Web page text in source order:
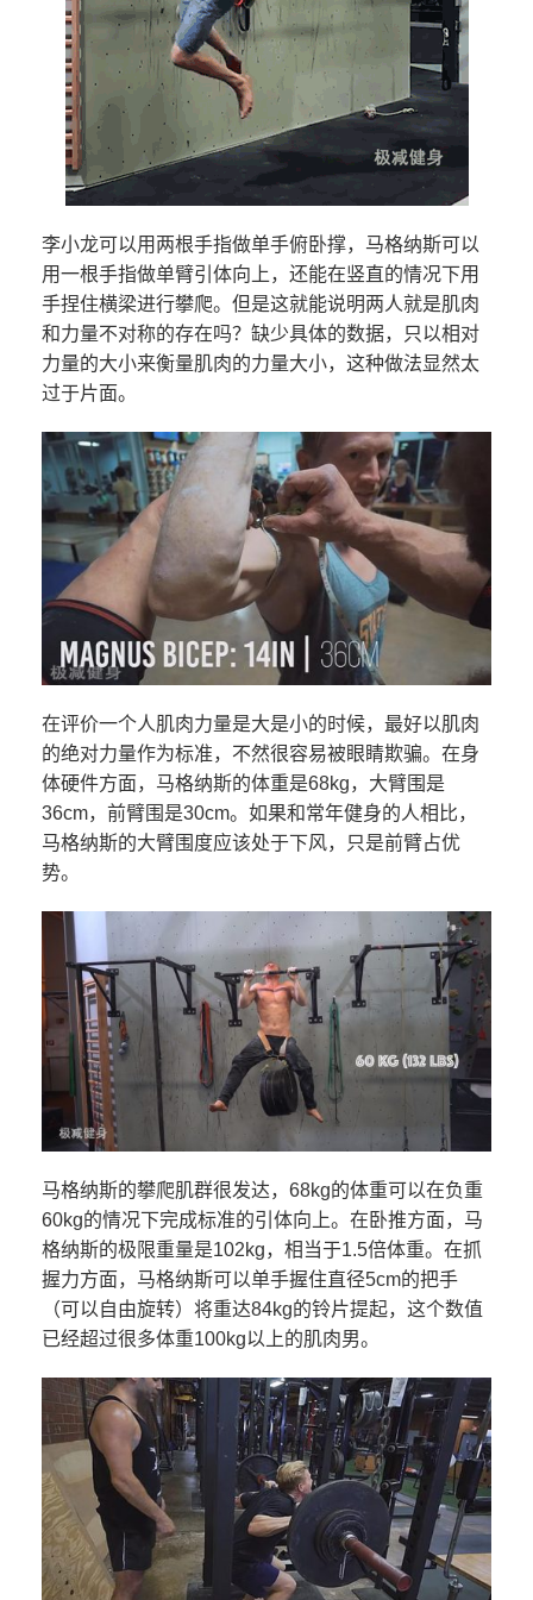
李小龙可以用两根手指做单手俯卧撑，马格纳斯可以
用一根手指做单臂引体向上，还能在竖直的情况下用
手捏住横梁进行攀爬。但是这就能说明两人就是肌肉
和力量不对称的存在吗？缺少具体的数据，只以相对
力量的大小来衡量肌肉的力量大小，这种做法显然太
过于片面。
在评价一个人肌肉力量是大是小的时候，最好以肌肉
的绝对力量作为标准，不然很容易被眼睛欺骗。在身
体硬件方面，马格纳斯的体重是68kg，大臂围是
36cm，前臂围是30cm。如果和常年健身的人相比，
马格纳斯的大臂围度应该处于下风，只是前臂占优
势。
马格纳斯的攀爬肌群很发达，68kg的体重可以在负重
60kg的情况下完成标准的引体向上。在卧推方面，马
格纳斯的极限重量是102kg，相当于1.5倍体重。在抓
握力方面，马格纳斯可以单手握住直径5cm的把手
（可以自由旋转）将重达84kg的铃片提起，这个数值
已经超过很多体重100kg以上的肌肉男。